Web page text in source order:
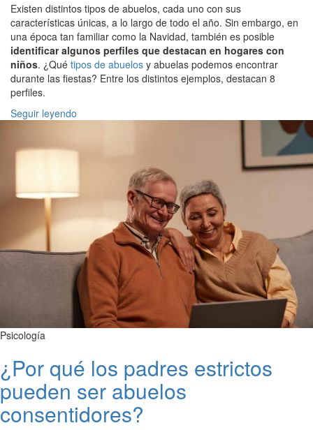
Existen distintos tipos de abuelos, cada uno con sus
características únicas, a lo largo de todo el año. Sin embargo, en
una época tan familiar como la Navidad, también es posible
identificar algunos perfiles que destacan en hogares con
niños. ¿Qué tipos de abuelos y abuelas podemos encontrar
durante las fiestas? Entre los distintos ejemplos, destacan 8
perfiles.
Seguir leyendo
Psicología
¿Por qué los padres estrictos
pueden ser abuelos
consentidores?